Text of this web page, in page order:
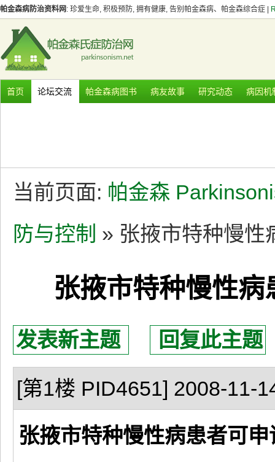
帕金森病防治资料网 : 珍爱生命, 积极预防, 拥有健康, 告别帕金森病、帕金森综合症 |
首页 论坛交流 帕金森病图书 病友故事 研究动态 病因机
当前页面: 帕金森
防与控制 » 张掖市特种慢性
张掖市特种慢性
发表新主题 回复此主题
[第1楼 PID4651] 2008-11-
张掖市特种慢性病患者可